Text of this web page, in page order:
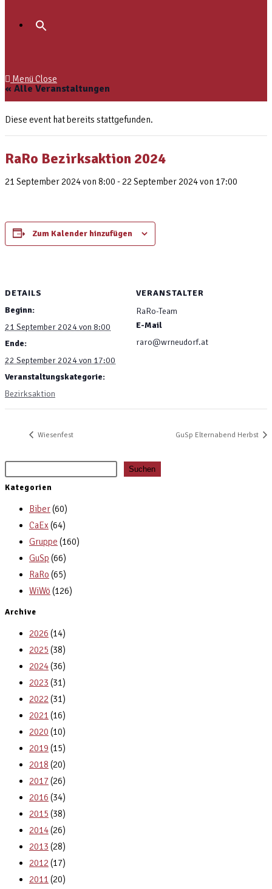
for:
MenüClose
« Alle Veranstaltungen
Diese event hat bereits stattgefunden.
RaRo Bezirksaktion 2024
21 September 2024 von 8:00 - 22 September 2024 von 17:00
Zum Kalender hinzufügen
DETAILS
Beginn:
21 September 2024 von 8:00
Ende:
22 September 2024 von 17:00
Veranstaltungskategorie:
Bezirksaktion
VERANSTALTER
RaRo-Team
E-Mail
raro@wrneudorf.at
Wiesenfest GuSp Elternabend Herbst
Suchen
Kategorien
Biber(60)
CaEx(64)
Gruppe (160)
GuSp (66)
RaRo (65)
WiWö (126)
Archive
2026 (14)
2025 (38)
2024(36)
2023 (31)
2022 (31)
2021 (16)
2020 (10)
2019 (15)
2018 (20)
2017(26)
2016 (34)
2015 (38)
2014(26)
2013 (28)
2012 (17)
2011 (20)